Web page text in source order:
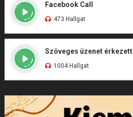
Facebook Call
473 Hallgat
Szöveges üzenet érkezett
1004 Hallgat